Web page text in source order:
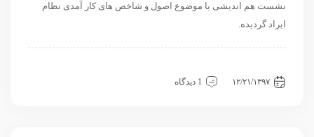
نشست هم اندیشی با موضوع اصول و شاخص های کار آمدی نظام
ایراد گردیده.
۱۲/۲۱/۱۳۹۷
1 دیدگاه